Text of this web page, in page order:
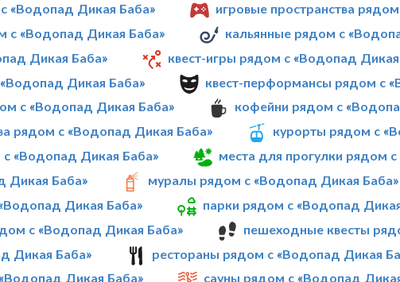
«Водопад Дикая Баба»
игровые пространства
с «Водопад Дикая Баба»
кальянные рядом с
Дикая Баба»
квест-игры рядом с «Водопад
Дикая Баба»
квест-перформансы рядом с
с «Водопад Дикая Баба»
кофейни рядом с
рядом с «Водопад Дикая Баба»
курорты рядом с
«Водопад Дикая Баба»
места для прогулки рядом
Дикая Баба»
муралы рядом с «Водопад Дикая Баба»
Дикая Баба»
парки рядом с «Водопад
с «Водопад Дикая Баба»
пешеходные квесты
Дикая Баба»
рестораны рядом с «Водопад Дикая
Дикая Баба»
сауны рядом с «Водопад